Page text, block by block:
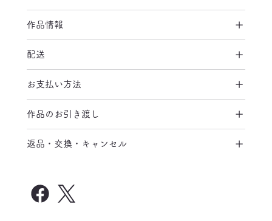
作品情報
配送
お支払い方法
作品のお引き渡し
返品・交換・キャンセル